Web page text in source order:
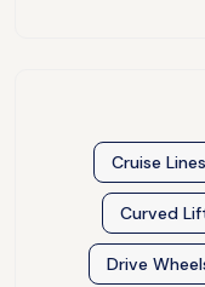
Cruise Lines
Curved
Drive